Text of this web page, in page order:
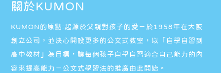
關於KUMON
KUMON的原點:起源於父親對孩子的愛－於1958年在大阪
創立公司，並決心開設更多的公文式教室，以「自學自習到
高中教材」為目標，讓每個孩子自學自習適合自己能力的內
容來提高能力－公文式學習法的推廣由此開始。